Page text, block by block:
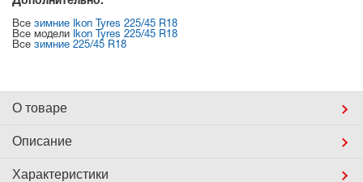
Все зимние Ikon Tyres 225/45 R18
Все модели
Ikon Tyres 225/45 R18
Все зимние 225/45 R18
О товаре
Описание
Характеристики